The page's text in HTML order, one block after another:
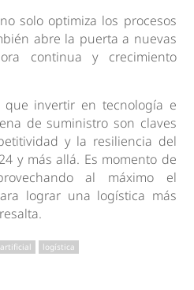
solo optimiza los procesos
abre la puerta a nuevas
continua y crecimiento
que invertir en tecnología e
de suministro son claves
y la resiliencia del
y más allá. Es momento de
al máximo el
lograr una logística más
logística